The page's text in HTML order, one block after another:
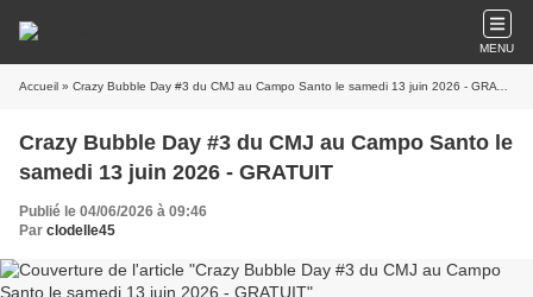
MENU
Accueil » Crazy Bubble Day #3 du CMJ au Campo Santo le samedi 13 juin 2026 - GRATUIT
Crazy Bubble Day #3 du CMJ au Campo Santo le
samedi 13 juin 2026 - GRATUIT
Publié le 04/06/2026 à 09:46
Par clodelle45